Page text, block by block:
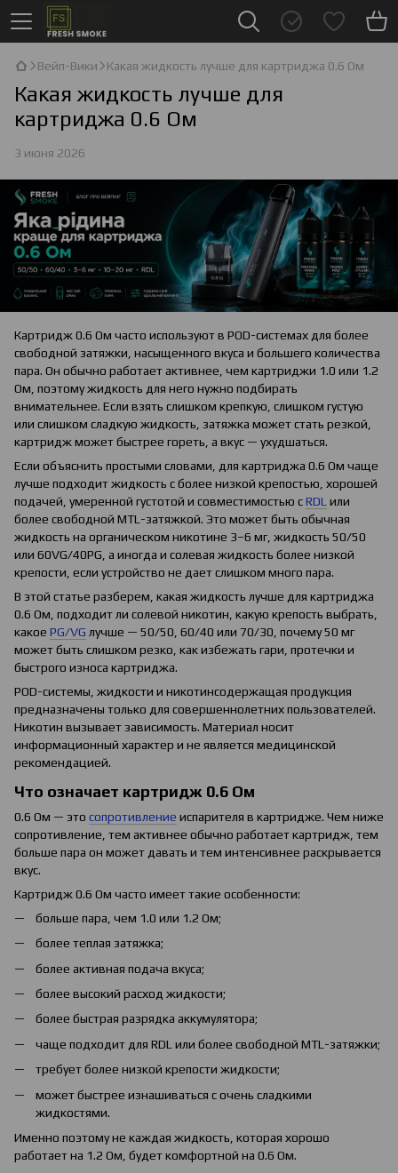
Вейп-Вики Какая жидкость лучше для картриджа 0.6 Ом
Какая жидкость лучше для
картриджа 0.6 Ом
3 июня 2026
Картридж 0.6 Ом часто используют в POD-системах для более
свободной затяжки, насыщенного вкуса и большего количества
пара. Он обычно работает активнее, чем картриджи 1.0 или 1.2
Ом, поэтому жидкость для него нужно подбирать
внимательнее. Если взять слишком крепкую, слишком густую
или слишком сладкую жидкость, затяжка может стать резкой,
картридж может быстрее гореть, а вкус — ухудшаться.
Если объяснить простыми словами, для картриджа 0.6 Ом чаще
лучше подходит жидкость с более низкой крепостью, хорошей
подачей, умеренной густотой и совместимостью сRDLили
более свободной MTL-затяжкой. Это может быть обычная
жидкость на органическом никотине 3–6 мг, жидкость 50/50
или 60VG/40PG, а иногда и солевая жидкость более низкой
крепости, если устройство не дает слишком много пара.
В этой статье разберем, какая жидкость лучше для картриджа
0.6 Ом, подходит ли солевой никотин, какую крепость выбрать,
какое PG/VG лучше — 50/50, 60/40 или 70/30, почему 50 мг
может быть слишком резко, как избежать гари, протечки и
быстрого износа картриджа.
POD-системы, жидкости и никотинсодержащая продукция
предназначены только для совершеннолетних пользователей.
Никотин вызывает зависимость. Материал носит
информационный характер и не является медицинской
рекомендацией.
Что означает картридж 0.6 Ом
0.6 Ом — это сопротивление испарителя в картридже. Чем ниже
сопротивление, тем активнее обычно работает картридж, тем
больше пара он может давать и тем интенсивнее раскрывается
вкус.
Картридж 0.6 Ом часто имеет такие особенности:
больше пара, чем 1.0 или 1.2 Ом;
более теплая затяжка;
более активная подача вкуса;
более высокий расход жидкости;
более быстрая разрядка аккумулятора;
чаще подходит для RDL или более свободной MTL-затяжки;
требует более низкой крепости жидкости;
может быстрее изнашиваться с очень сладкими
жидкостями.
Именно поэтому не каждая жидкость, которая хорошо
работает на 1.2 Ом, будет комфортной на 0.6 Ом.